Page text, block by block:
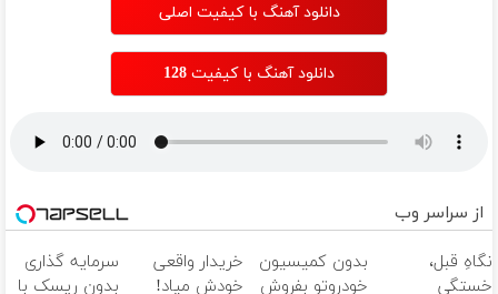
دانلود آهنگ با کیفیت اصلی
دانلود آهنگ با کیفیت 128
از سراسر وب
نگاهِ قبل،
خستگی
بدون کمیسیون
خودروتو بفروش
خریدار واقعی
خودش میاد!
سرمایه گذاری
بدون ریسک با